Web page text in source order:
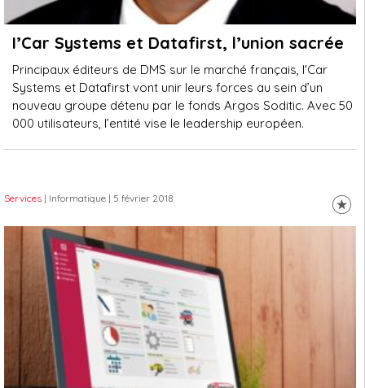
I’Car Systems et Datafirst, l’union sacrée
Principaux éditeurs de DMS sur le marché français, I'Car
Systems et Datafirst vont unir leurs forces au sein d’un
nouveau groupe détenu par le fonds Argos Soditic. Avec 50
000 utilisateurs, l’entité vise le leadership européen.
Services | Informatique | 5 février 2018